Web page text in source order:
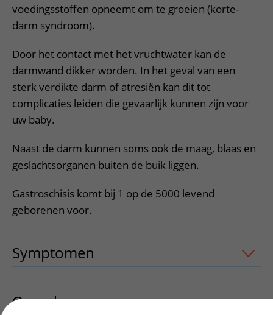
voedingsstoffen opneemt om te groeien (korte-
darm syndroom).
Door het contact met het vruchtwater kan de
darmwand dikker worden. In het geval van een
sterk verdikte darm of atresiën kan dit tot
complicaties leiden die gevaarlijk kunnen zijn voor
uw baby.
Naast de darm kunnen soms ook de maag, blaas en
geslachtsorganen buiten de buik liggen.
Gastroschisis komt bij 1 op de 5000 levend
geborenen voor.
Symptomen uitklapper, klik om te
Oorzakenuitklapper, klik om te